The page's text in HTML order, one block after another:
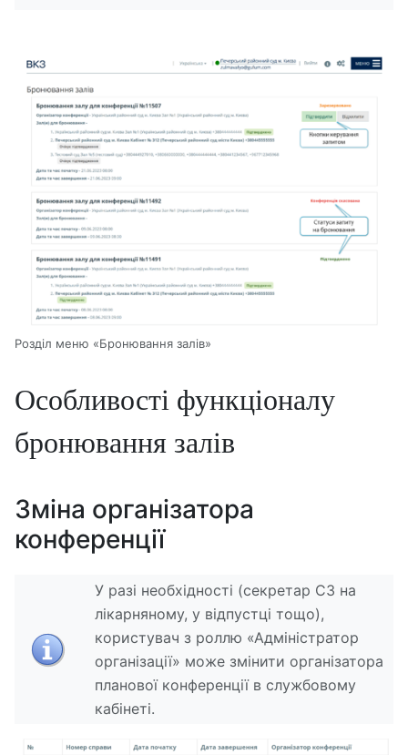
Розділ меню «Бронювання залів»
Особливості функціоналу
бронювання залів
Зміна організатора
конференції
У разі необхідності (секретар СЗ на
лікарняному, у відпустці тощо),
користувач з роллю «Адміністратор
організації» може змінити організатора
планової конференції в службовому
кабінеті.